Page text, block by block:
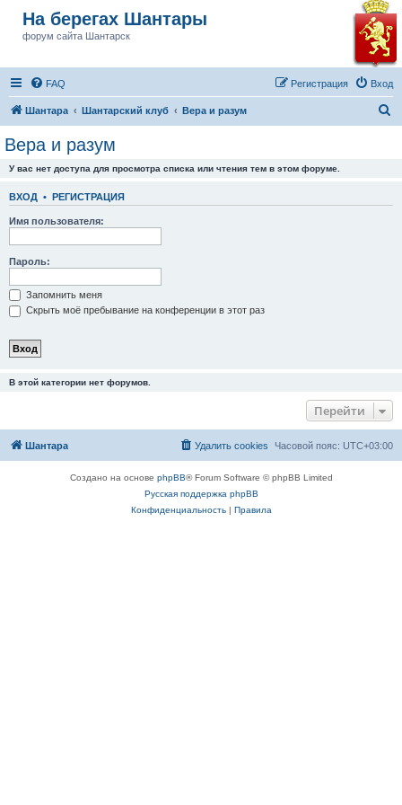
На берегах Шантары
форум сайта Шантарск
FAQ Вход
Регистрация
Шантара Шантарский клуб Вера и разум
Вера и разум
У вас нет доступа для просмотра списка или чтения тем в этом форуме.
ВХОД • РЕГИСТРАЦИЯ
Имя пользователя:
Пароль:
Запомнить меня
Скрыть моё пребывание на конференции в этот раз
В этой категории нет форумов.
Перейти
Шантара Часовой пояс: UTC+03:00
Удалить cookies
Создано на основе phpBB® Forum Software © phpBB Limited
Русская поддержка phpBB
Конфиденциальность| Правила